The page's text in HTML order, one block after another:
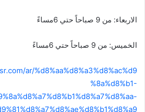
الاربعاء: من 9 صباحاً حتي 6مساءً
الخميس: من 9 صباحاً حتي 6مساءً
ar/%d8%aa%d8%a3%d8%ac%d9
%8a%d8%b1-